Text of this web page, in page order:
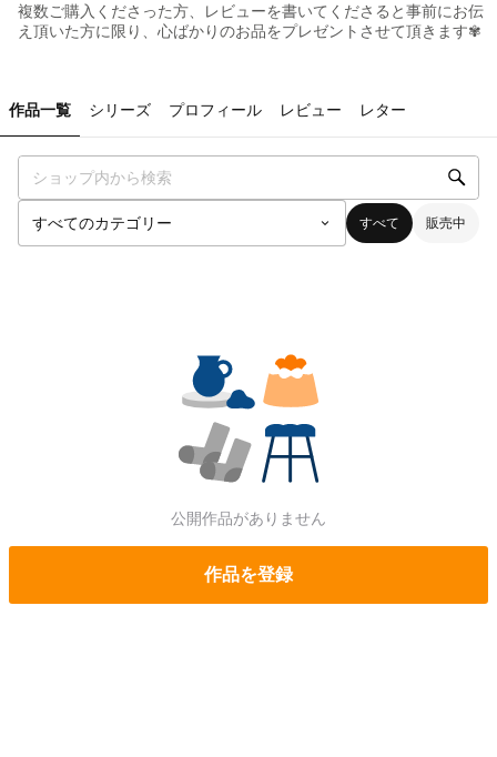
複数ご購入くださった方、レビューを書いてくださると事前にお伝
え頂いた方に限り、心ばかりのお品をプレゼントさせて頂きます✾
作品一覧 シリーズ プロフィール レビュー レター
すべて 販売中
公開作品がありません
作品を登録